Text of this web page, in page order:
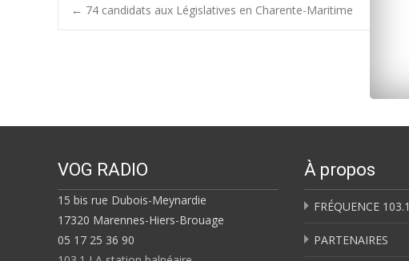
Post
← 74 candidats aux Législatives en Charente-Maritime
VOG RADIO
15 bis rue Dubois-Meynardie
17320 Marennes-Hiers-Brouage
05 17 25 36 90
À propos
FRÉQUENCE 103.1
PARTENAIRES